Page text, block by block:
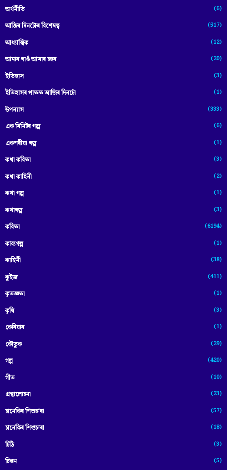
অৰ্থনীতি (6)
আজিৰ দিনটোৰ বিশেষত্ব (517)
আধ্যাত্মিক (12)
আমাৰ গাওঁ আমাৰ চহৰ (20)
ইতিহাস (3)
ইতিহাসৰ পাতত আজিৰ দিনটো (1)
উপন্যাস (333)
এক মিনিটৰ গল্প (6)
একশৰীয়া গল্প (1)
কথা কবিতা (3)
কথা কাহিনী (2)
কথা গল্প (1)
কথাগল্প (3)
কবিতা (6194)
কাব্যগল্প (1)
কাহিনী (38)
কুইজ (411)
কৃতজ্ঞতা (1)
কৃষি (3)
কেৰিয়াৰ (1)
কৌতুক (29)
গল্প (420)
গীত (10)
গ্ৰন্থালোচনা (23)
চানেকিৰ শিশুচ'ৰা (57)
চানেকিৰ শিশুচ’ৰা (18)
চিঠি (3)
চিন্তন (5)